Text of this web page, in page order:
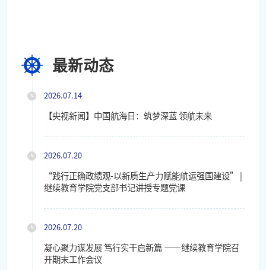
最新动态
2026.07.14
【央视新闻】中国航海日：筑梦深蓝 领航未来
2026.07.20
“践行正确政绩观-以新质生产力赋能航运强国建设” |
继续教育学院党支部书记讲授专题党课
2026.07.20
凝心聚力谋发展 笃行实干启新篇 ——继续教育学院召
开期末工作会议